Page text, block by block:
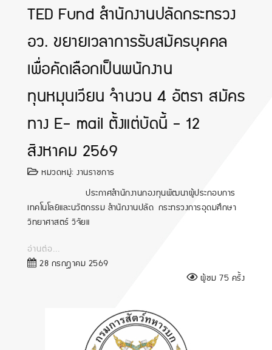
TED Fund สำนักงานปลัดกระทรวง
อว. ขยายเวลาการรับสมัครบุคคล
เพื่อคัดเลือกเป็นพนักงาน
ทุนหมุนเวียน จำนวน 4 อัตรา สมัคร
ทาง E- mail ตั้งแต่บัดนี้ - 12
สิงหาคม 2569
หมวดหมู่: งานราชการ
ประกาศสำนักงานกองทุนพัฒนาผู้ประกอบการ
เทคโนโลยีและนวัตกรรม สำนักงานปลัด กระทรวงการอุดมศึกษา
วิทยาศาสตร์ วิจัยแ
อ่านต่อ...
28 กรกฎาคม 2569
ผู้ชม 75 ครั้ง